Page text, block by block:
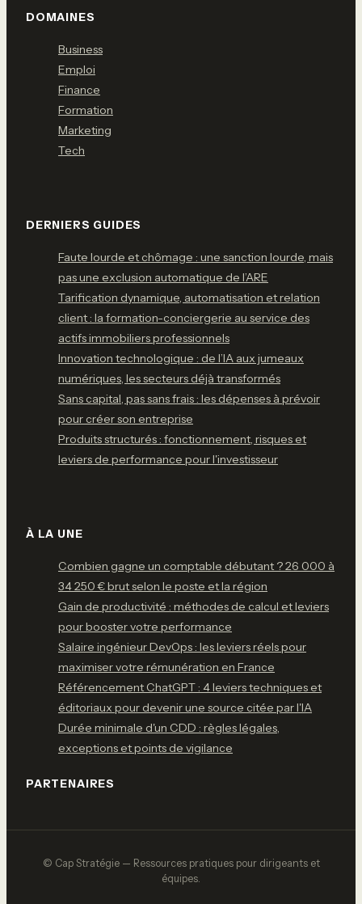
DOMAINES
Business
Emploi
Finance
Formation
Marketing
Tech
DERNIERS GUIDES
Faute lourde et chômage : une sanction lourde, mais
pas une exclusion automatique de l’ARE
Tarification dynamique, automatisation et relation
client : la formation-conciergerie au service des
actifs immobiliers professionnels
Innovation technologique : de l’IA aux jumeaux
numériques, les secteurs déjà transformés
Sans capital, pas sans frais : les dépenses à prévoir
pour créer son entreprise
Produits structurés : fonctionnement, risques et
leviers de performance pour l'investisseur
À LA UNE
Combien gagne un comptable débutant ? 26 000 à
34 250 € brut selon le poste et la région
Gain de productivité : méthodes de calcul et leviers
pour booster votre performance
Salaire ingénieur DevOps : les leviers réels pour
maximiser votre rémunération en France
Référencement ChatGPT : 4 leviers techniques et
éditoriaux pour devenir une source citée par l'IA
Durée minimale d'un CDD : règles légales,
exceptions et points de vigilance
PARTENAIRES
© Cap Stratégie — Ressources pratiques pour dirigeants et
équipes.